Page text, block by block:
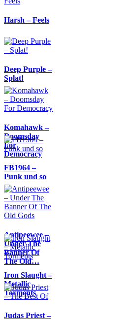
Harsh – Feels
Deep Purple –
Splat!
Komahawk –
Doomsday
For
Democracy
FB1964 –
Punk und so
Antipeewee –
Under The
Banner Of
The Old…
Iron Slaught –
Metallic
Torments
Judas Priest –